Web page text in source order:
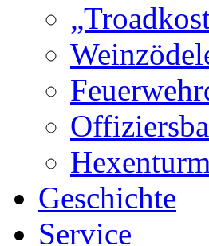
Hexenturm
Geschichte
Service